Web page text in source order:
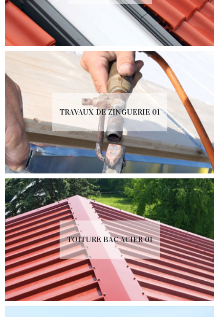
TRAVAUX DE ZINGUERIE 01
TOITURE BAC ACIER 01